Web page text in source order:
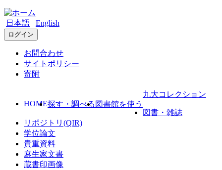
日本語 English
ログイン
お問合わせ
サイトポリシー
寄附
HOME探す・調べる 図書館を使う
九大コレクション
図書・雑誌
リポジトリ(QIR)
学位論文
貴重資料
麻生家文書
蔵書印画像